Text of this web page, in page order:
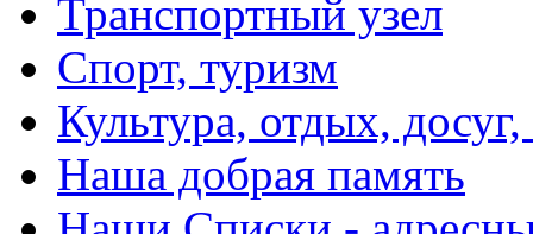
Транспортный узел
Спорт, туризм
Культура, отдых,
Наша добрая память